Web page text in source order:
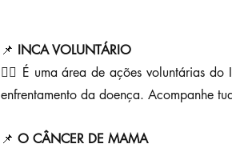
📌 INCA VOLUNTÁRIO
👉🏼 É uma área de ações voluntárias
enfrentamento da doença. Acompanhe
📌 O CÂNCER DE MAMA